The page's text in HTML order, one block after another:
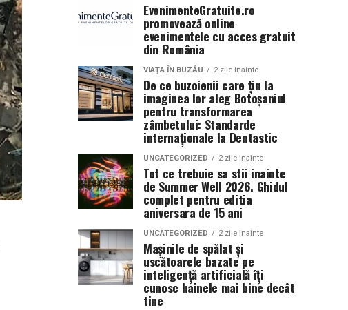
EvenimenteGratuite.ro
promovează online
evenimentele cu acces gratuit
din România
VIAȚA ÎN BUZĂU 2 zile inainte
De ce buzoienii care țin la
imaginea lor aleg Botoșaniul
pentru transformarea
zâmbetului: Standarde
internaționale la Dentastic
UNCATEGORIZED 2 zile inainte
Tot ce trebuie sa stii inainte
de Summer Well 2026. Ghidul
complet pentru editia
aniversara de 15 ani
UNCATEGORIZED 2 zile inainte
Mașinile de spălat și
uscătoarele bazate pe
inteligență artificială îți
cunosc hainele mai bine decât
tine